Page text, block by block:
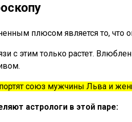
плюсом является то,
с этим только растет.
союз мужчины Льва и
астрологи в этой паре: